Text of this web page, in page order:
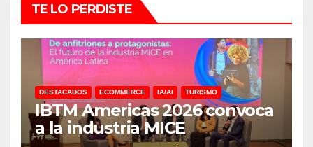
TE LO PERDISTE
DESTACADOS ECOMMERCE IA/AI TURISMO
IBTM Americas 2026 convoca
a la industria MICE